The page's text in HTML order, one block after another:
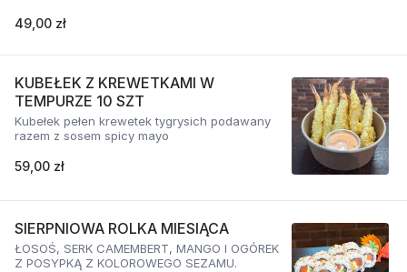
49,00 zł
KUBEŁEK Z KREWETKAMI W
TEMPURZE 10 SZT
Kubełek pełen krewetek tygrysich podawany
razem z sosem spicy mayo
59,00 zł
SIERPNIOWA ROLKA MIESIĄCA
ŁOSOŚ, SERK CAMEMBERT, MANGO I OGÓREK
Z POSYPKĄ Z KOLOROWEGO SEZAMU.